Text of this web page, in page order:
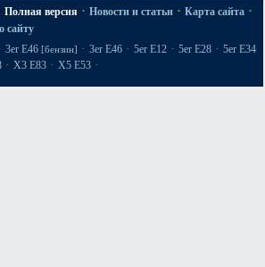
Полная версия · Новости и статьи · Карта сайта ·
сайту
3er E46 [бензин] · 3er E46 · 5er E12 · 5er E28 · 5er E34
· X3 E83 · X5 E53 ·